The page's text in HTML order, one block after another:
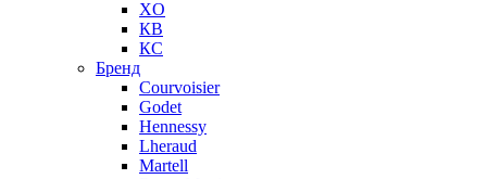
XO
КВ
КС
Бренд
Courvoisier
Godet
Hennessy
Lheraud
Martell